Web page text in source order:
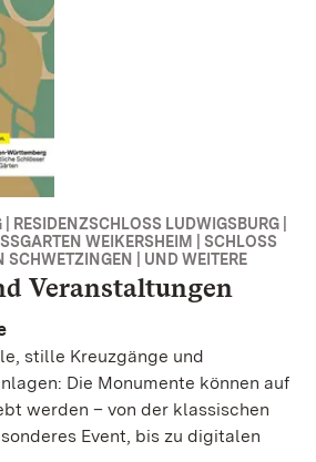
RESIDENZSCHLOSS LUDWIGSBURG |
WEIKERSHEIM | SCHLOSS
SCHWETZINGEN | UND WEITERE
Veranstaltungen
stille Kreuzgänge und
Die Monumente können auf
werden – von der klassischen
Event, bis zu digitalen